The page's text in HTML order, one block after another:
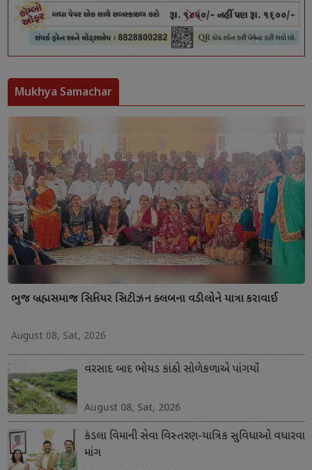
Mukhya Samachar
ભુજ બ્રહ્મસમાજ સિનિયર સિટીઝન ક્લબના વડીલોને યાત્રા કરાવાઈ
August 08, Sat, 2026
વરસાદ બાદ ભોયડ કાંઠો સોળેકળાએ પાંગર્યો
August 08, Sat, 2026
કંડલા વિમાની સેવા વિસ્તરણ-યાત્રિક સુવિધાઓ વધારવા
માંગ